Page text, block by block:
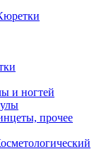
и ногтей
прочее